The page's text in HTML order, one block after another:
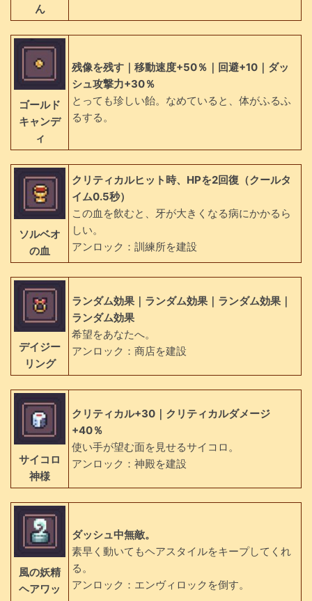
ん
ゴールド
キャンデ
ィ
残像を残す｜移動速度+50％｜回避+10｜ダッ
シュ攻撃力+30％
とっても珍しい飴。なめていると、体がふるふ
るする。
ソルベオ
の血
クリティカルヒット時、HPを2回復（クールタ
イム0.5秒）
この血を飲むと、牙が大きくなる病にかかるら
しい。
アンロック：訓練所を建設
デイジー
リング
ランダム効果｜ランダム効果｜ランダム効果｜
ランダム効果
希望をあなたへ。
アンロック：商店を建設
サイコロ
神様
クリティカル+30｜クリティカルダメージ
+40％
使い手が望む面を見せるサイコロ。
アンロック：神殿を建設
風の妖精
ヘアワッ
ダッシュ中無敵。
素早く動いてもヘアスタイルをキープしてくれ
る。
アンロック：エンヴィロックを倒す。